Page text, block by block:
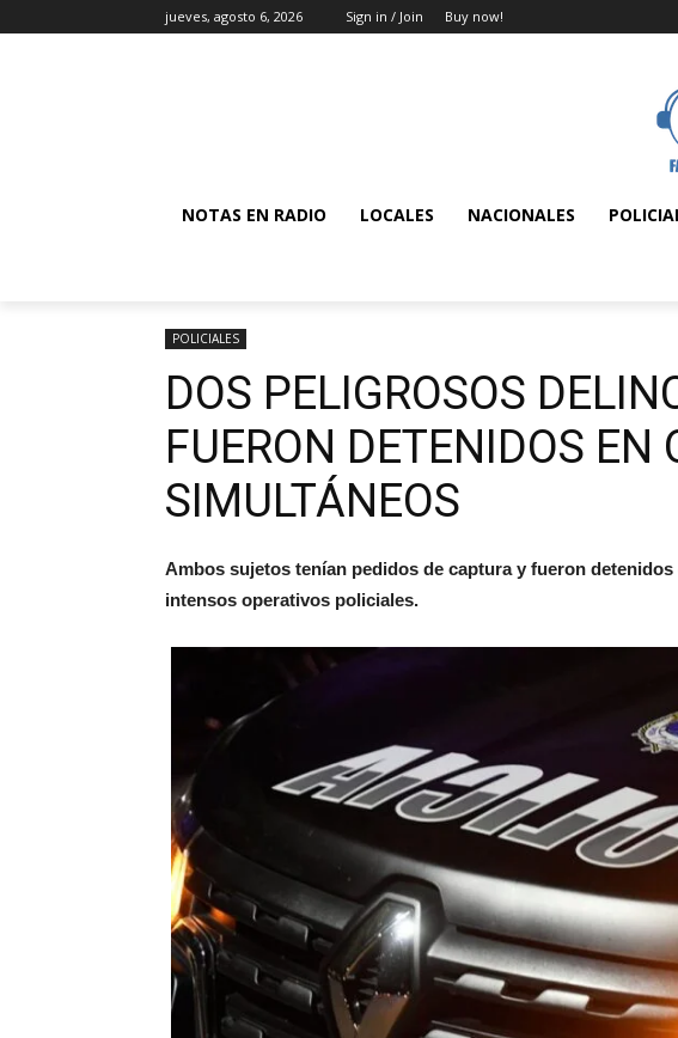
jueves, agosto 6, 2026 Sign in / Join Buy now!
NOTAS EN RADIO LOCALES NACIONALES
POLICIALES
DOS PELIGROSOS
FUERON DETENIDOS EN
SIMULTÁNEOS
Ambos sujetos tenían pedidos de captura y fueron
intensos operativos policiales.